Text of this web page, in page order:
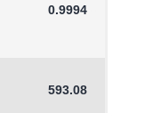
0.9994
593.08